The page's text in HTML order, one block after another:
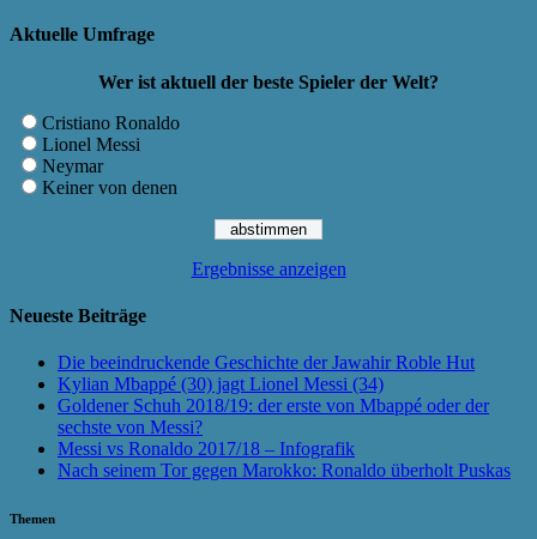
Aktuelle Umfrage
Wer ist aktuell der beste Spieler der Welt?
Cristiano Ronaldo
Lionel Messi
Neymar
Keiner von denen
Ergebnisse anzeigen
Neueste Beiträge
Die beeindruckende Geschichte der Jawahir Roble Hut
Kylian Mbappé (30) jagt Lionel Messi (34)
Goldener Schuh 2018/19: der erste von Mbappé oder der
sechste von Messi?
Messi vs Ronaldo 2017/18 – Infografik
Nach seinem Tor gegen Marokko: Ronaldo überholt Puskas
Themen